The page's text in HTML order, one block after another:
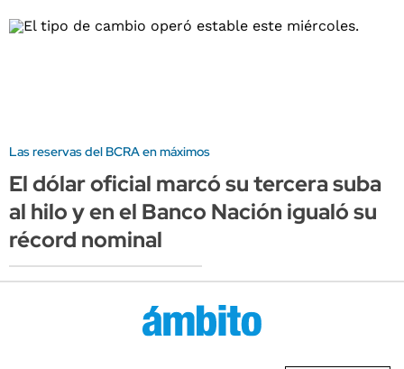
Las reservas del BCRA en máximos
El dólar oficial marcó su tercera suba
al hilo y en el Banco Nación igualó su
récord nominal